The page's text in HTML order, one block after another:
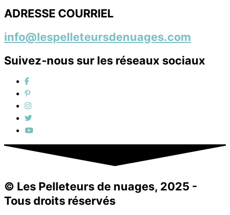
ADRESSE COURRIEL
info@lespelleteursdenuages.com
Suivez-nous sur les réseaux sociaux
© Les Pelleteurs de nuages, 2025 -
Tous droits réservés